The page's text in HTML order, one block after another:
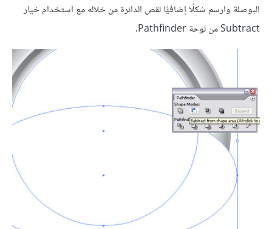
البوصلة وارسم شكلًا إضافيًّا لقص الدائرة من خلاله مع استخدام خيار
Subtract من لوحة Pathfinder.